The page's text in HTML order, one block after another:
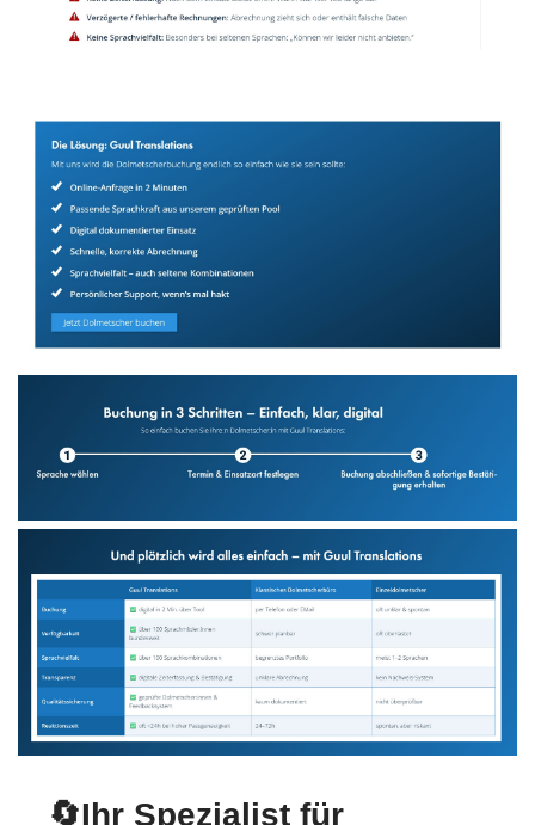
🔄Ihr Spezialist für